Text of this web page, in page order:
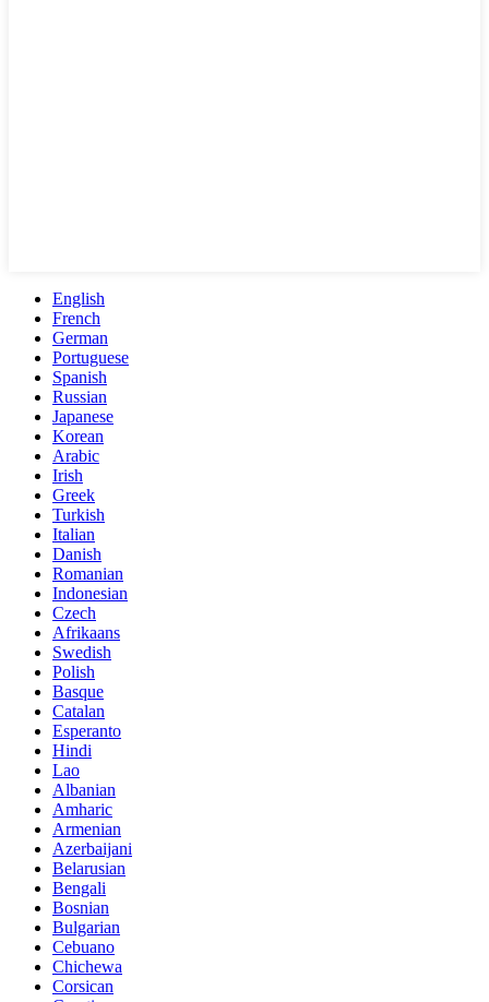
English
French
German
Portuguese
Spanish
Russian
Japanese
Korean
Arabic
Irish
Greek
Turkish
Italian
Danish
Romanian
Indonesian
Czech
Afrikaans
Swedish
Polish
Basque
Catalan
Esperanto
Hindi
Lao
Albanian
Amharic
Armenian
Azerbaijani
Belarusian
Bengali
Bosnian
Bulgarian
Cebuano
Chichewa
Corsican